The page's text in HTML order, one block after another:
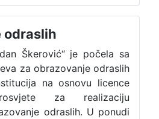
odraslih
Škerović“ je počela sa
za obrazovanje odraslih
na osnovu licence
za realizaciju
odraslih. U ponudi